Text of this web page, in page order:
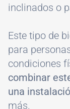
inclinados o
Este tipo de
para
condiciones
combinar
una
más.